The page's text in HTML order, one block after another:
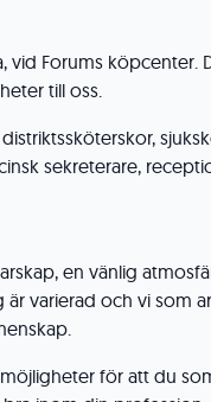
vid Forums köpcenter.
till oss.
sekreterare,
en vänlig
varierad och vi som
för att du